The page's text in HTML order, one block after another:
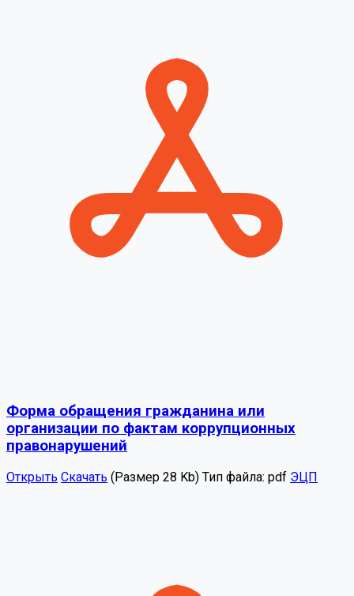
Форма обращения гражданина или
организации по фактам коррупционных
правонарушений
Открыть Скачать (Размер 28 Kb) Тип файла: pdf ЭЦП